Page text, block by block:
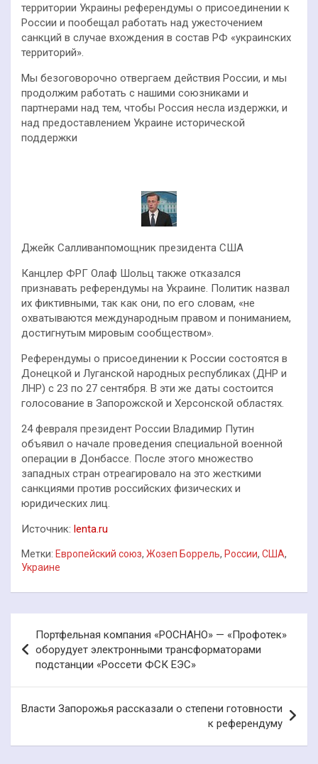
территории Украины референдумы о присоединении к
России и пообещал работать над ужесточением
санкций в случае вхождения в состав РФ «украинских
территорий».
Мы безоговорочно отвергаем действия России, и мы
продолжим работать с нашими союзниками и
партнерами над тем, чтобы Россия несла издержки, и
над предоставлением Украине исторической
поддержки
Джейк Салливанпомощник президента США
Канцлер ФРГ Олаф Шольц также отказался
признавать референдумы на Украине. Политик назвал
их фиктивными, так как они, по его словам, «не
охватываются международным правом и пониманием,
достигнутым мировым сообществом».
Референдумы о присоединении к России состоятся в
Донецкой и Луганской народных республиках (ДНР и
ЛНР) с 23 по 27 сентября. В эти же даты состоится
голосование в Запорожской и Херсонской областях.
24 февраля президент России Владимир Путин
объявил о начале проведения специальной военной
операции в Донбассе. После этого множество
западных стран отреагировало на это жесткими
санкциями против российских физических и
юридических лиц.
Источник: lenta.ru
Метки: Европейский союз, Жозеп Боррель, России, США,
Украине
по
записям
Портфельная компания «РОСНАНО» — «Профотек»
оборудует электронными трансформаторами
подстанции «Россети ФСК ЕЭС»
Власти Запорожья рассказали о степени готовности
к референдуму